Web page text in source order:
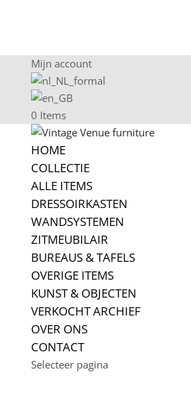
Mijn account
0 Items
HOME
COLLECTIE
ALLE ITEMS
DRESSOIRKASTEN
WANDSYSTEMEN
ZITMEUBILAIR
BUREAUS & TAFELS
OVERIGE ITEMS
KUNST & OBJECTEN
VERKOCHT ARCHIEF
OVER ONS
CONTACT
Selecteer pagina